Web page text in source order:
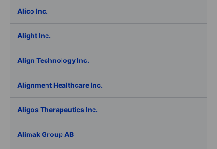
Alico Inc.
Alight Inc.
Align Technology Inc.
Alignment Healthcare Inc.
Aligos Therapeutics Inc.
Alimak Group AB